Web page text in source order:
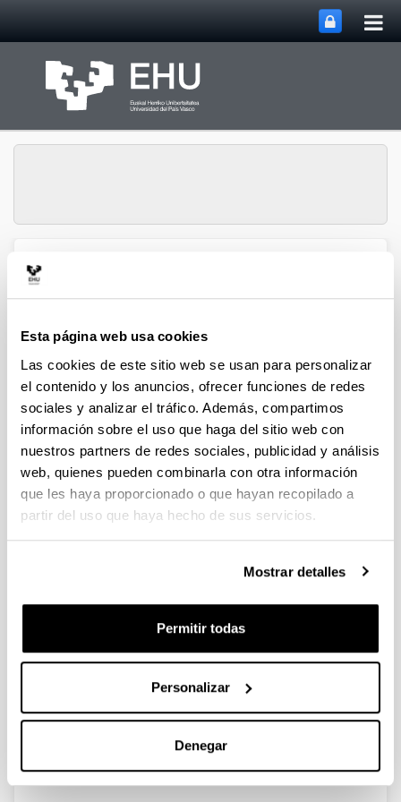
Esta página web usa cookies
Las cookies de este sitio web se usan para personalizar
el contenido y los anuncios, ofrecer funciones de redes
sociales y analizar el tráfico. Además, compartimos
información sobre el uso que haga del sitio web con
nuestros partners de redes sociales, publicidad y análisis
web, quienes pueden combinarla con otra información
que les haya proporcionado o que hayan recopilado a
partir del uso que haya hecho de sus servicios.
Mostrar detalles
Permitir todas
Personalizar
Denegar
Grupo de Investigación
2007
Synergistic effect of Pd in methane
combustion PdMnOx/Al2O3
catalysts
Autoría:
V.A. de la Peña O'Shea a, M.C. Alvarez-Galvan, J.
Año:
Revista:
Catal. Commun.
8
Página de inicio - Página de fin: